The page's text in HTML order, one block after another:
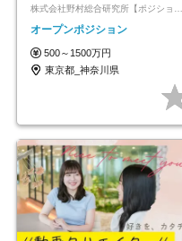
オープンポジション
500～1500万円
東京都_神奈川県